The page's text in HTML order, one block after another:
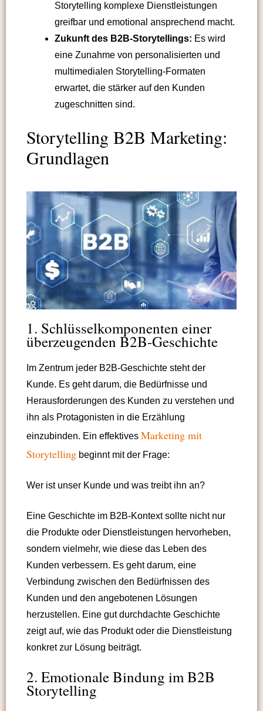
Storytelling komplexe Dienstleistungen
greifbar und emotional ansprechend macht.
Zukunft des B2B-Storytellings: Es wird
eine Zunahme von personalisierten und
multimedialen Storytelling-Formaten
erwartet, die stärker auf den Kunden
zugeschnitten sind.
Storytelling B2B Marketing:
Grundlagen
1. Schlüsselkomponenten einer
überzeugenden B2B-Geschichte
Im Zentrum jeder B2B-Geschichte steht der
Kunde. Es geht darum, die Bedürfnisse und
Herausforderungen des Kunden zu verstehen und
ihn als Protagonisten in die Erzählung
einzubinden. Ein effektives Marketing mit
Storytelling beginnt mit der Frage:
Wer ist unser Kunde und was treibt ihn an?
Eine Geschichte im B2B-Kontext sollte nicht nur
die Produkte oder Dienstleistungen hervorheben,
sondern vielmehr, wie diese das Leben des
Kunden verbessern. Es geht darum, eine
Verbindung zwischen den Bedürfnissen des
Kunden und den angebotenen Lösungen
herzustellen. Eine gut durchdachte Geschichte
zeigt auf, wie das Produkt oder die Dienstleistung
konkret zur Lösung beiträgt.
2. Emotionale Bindung im B2B
Storytelling